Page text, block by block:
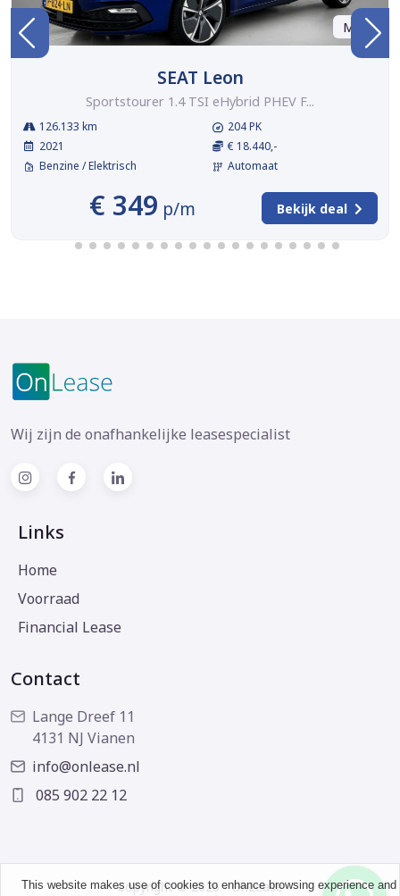
Marge
SEAT Leon
Sportstourer 1.4 TSI eHybrid PHEV F...
126.133 km
2021
Benzine / Elektrisch
204 PK
€ 18.440,-
Automaat
€ 349 p/m Bekijk deal
Wij zijn de onafhankelijke leasespecialist
Links
Home
Voorraad
Financial Lease
Contact
Lange Dreef 11
4131 NJ Vianen
info@onlease.nl
085 902 22 12
Copyright © 2026 - OnLease
This website makes use of cookies to enhance browsing experience and